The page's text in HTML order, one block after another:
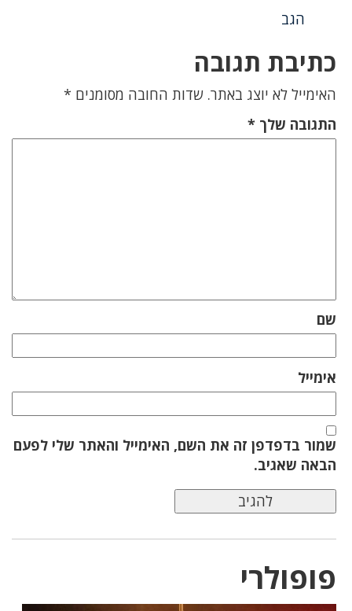
הגב
כתיבת תגובה
האימייל לא יוצג באתר. שדות החובה מסומנים *
התגובה שלך *
שם
אימייל
שמור בדפדפן זה את השם, האימייל והאתר שלי לפעם
הבאה שאגיב.
פופולרי